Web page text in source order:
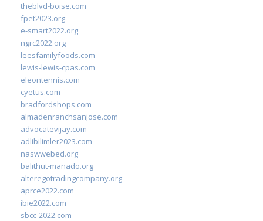
theblvd-boise.com
fpet2023.org
e-smart2022.org
ngrc2022.org
leesfamilyfoods.com
lewis-lewis-cpas.com
eleontennis.com
cyetus.com
bradfordshops.com
almadenranchsanjose.com
advocatevijay.com
adlibilimler2023.com
naswwebed.org
balithut-manado.org
alteregotradingcompany.org
aprce2022.com
ibie2022.com
sbcc-2022.com